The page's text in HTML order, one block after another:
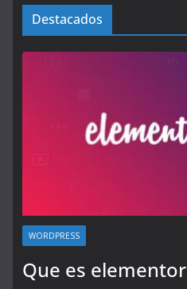
Destacados
WORDPRESS
Que es elementor